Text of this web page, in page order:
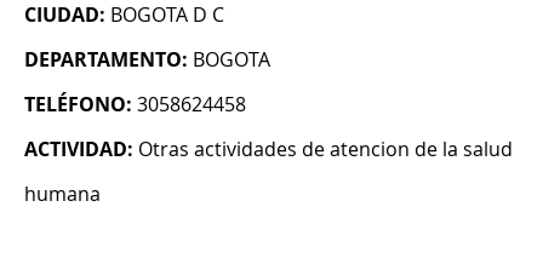
CIUDAD: BOGOTA D C
DEPARTAMENTO: BOGOTA
TELÉFONO: 3058624458
ACTIVIDAD: Otras actividades de atencion de la salud
humana